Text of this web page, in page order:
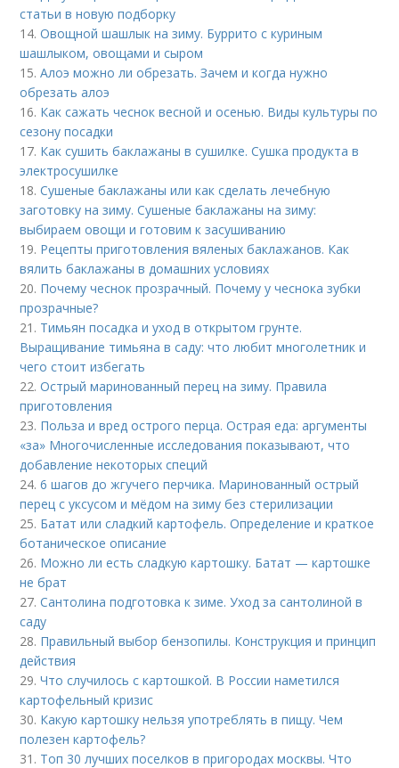
статьи в новую подборку
14.Овощной шашлык на зиму. Буррито с куриным
шашлыком, овощами и сыром
15.Алоэ можно ли обрезать. Зачем и когда нужно
обрезать алоэ
16. Как сажать чеснок весной и осенью. Виды культуры по
сезону посадки
17. Как сушить баклажаны в сушилке. Сушка продукта в
электросушилке
18.Сушеные баклажаны или как сделать лечебную
заготовку на зиму. Сушеные баклажаны на зиму:
выбираем овощи и готовим к засушиванию
19. Рецепты приготовления вяленых баклажанов. Как
вялить баклажаны в домашних условиях
20. Почему чеснок прозрачный. Почему у чеснока зубки
прозрачные?
21. Тимьян посадка и уход в открытом грунте.
Выращивание тимьяна в саду: что любит многолетник и
чего стоит избегать
22.Острый маринованный перец на зиму. Правила
приготовления
23. Польза и вред острого перца. Острая еда: аргументы
«за» Многочисленные исследования показывают, что
добавление некоторых специй
24.6 шагов до жгучего перчика. Маринованный острый
перец с уксусом и мёдом на зиму без стерилизации
25. Батат или сладкий картофель. Определение и краткое
ботаническое описание
26. Можно ли есть сладкую картошку. Батат — картошке
не брат
27.Сантолина подготовка к зиме. Уход за сантолиной в
саду
28. Правильный выбор бензопилы. Конструкция и принцип
действия
29.Что случилось с картошкой. В России наметился
картофельный кризис
30. Какую картошку нельзя употреблять в пищу. Чем
полезен картофель?
31. Топ 30 лучших поселков в пригородах москвы. Что